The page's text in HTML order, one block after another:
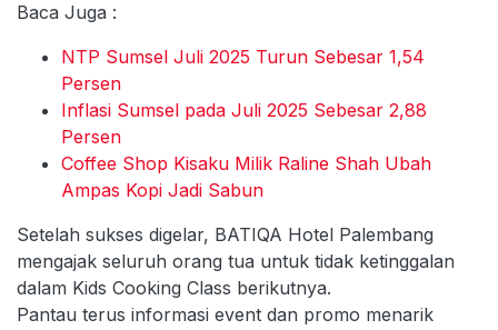
Baca Juga :
NTP Sumsel Juli 2025 Turun Sebesar 1,54
Persen
Inflasi Sumsel pada Juli 2025 Sebesar 2,88
Persen
Coffee Shop Kisaku Milik Raline Shah Ubah
Ampas Kopi Jadi Sabun
Setelah sukses digelar, BATIQA Hotel Palembang
mengajak seluruh orang tua untuk tidak ketinggalan
dalam Kids Cooking Class berikutnya.
Pantau terus informasi event dan promo menarik